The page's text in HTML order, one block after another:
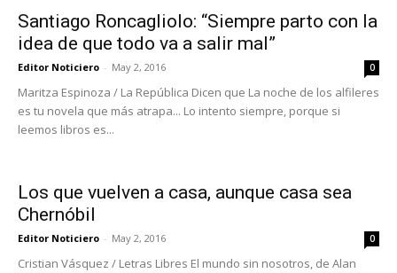
Santiago Roncagliolo: “Siempre parto con la
idea de que todo va a salir mal”
Editor Noticiero - May 2, 2016 0
Maritza Espinoza / La República Dicen que La noche de los alfileres
es tu novela que más atrapa... Lo intento siempre, porque si
leemos libros es...
Los que vuelven a casa, aunque casa sea
Chernóbil
Editor Noticiero - May 2, 2016 0
Cristian Vásquez / Letras Libres El mundo sin nosotros, de Alan